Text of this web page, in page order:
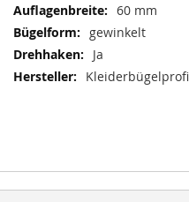
60 mm
gewinkelt
Ja
Kleiderbügelprofi